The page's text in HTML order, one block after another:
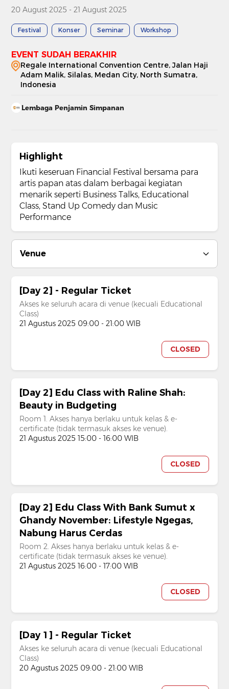
20 August 2025 - 21 August 2025
Festival Konser Seminar Workshop
EVENT SUDAH BERAKHIR
Regale International Convention Centre, Jalan Haji
Adam Malik, Silalas, Medan City, North Sumatra,
Indonesia
Lembaga Penjamin Simpanan
Highlight
⁠Ikuti keseruan Financial Festival bersama para
artis papan atas dalam berbagai kegiatan
menarik seperti Business Talks, Educational
Class, Stand Up Comedy dan Music
Performance
Venue
[Day 2] - Regular Ticket
Akses ke seluruh acara di venue (kecuali Educational
Class)
21 Agustus 2025 09:00 - 21:00 WIB
CLOSED
[Day 2] Edu Class with Raline Shah:
Beauty in Budgeting
Room 1. Akses hanya berlaku untuk kelas & e-
certificate (tidak termasuk akses ke venue).
21 Agustus 2025 15:00 - 16:00 WIB
CLOSED
[Day 2] Edu Class With Bank Sumut x
Ghandy November: Lifestyle Ngegas,
Nabung Harus Cerdas
Room 2. Akses hanya berlaku untuk kelas & e-
certificate (tidak termasuk akses ke venue).
21 Agustus 2025 16:00 - 17:00 WIB
CLOSED
[Day 1] - Regular Ticket
Akses ke seluruh acara di venue (kecuali Educational
Class)
20 Agustus 2025 09:00 - 21:00 WIB